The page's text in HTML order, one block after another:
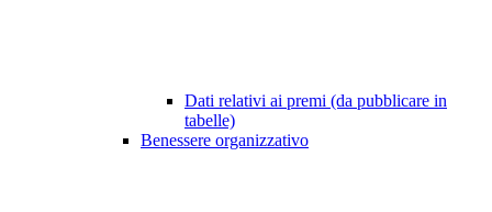
Dati relativi ai premi (da pubblicare in
tabelle)
Benessere organizzativo